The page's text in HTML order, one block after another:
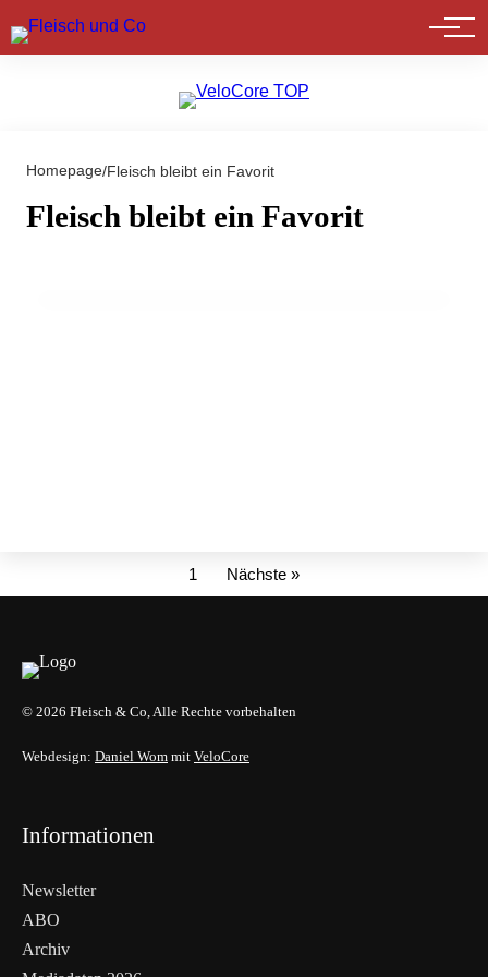
Marktführer
Homepage/Fleisch bleibt ein Favorit
Fleisch bleibt ein Favorit
11. März 2024
Hollywood isst gerne und viel Fleisch – Star-
Koch Wolfgang Puck servierte bei den
1 Nächste »
© 2026 Fleisch & Co, Alle Rechte vorbehalten
Webdesign: Daniel Wom mit VeloCore
Informationen
Newsletter
ABO
Archiv